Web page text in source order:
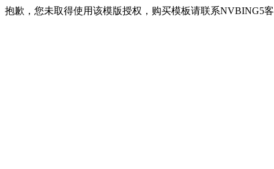
抱歉，您未取得使用该模版授权，购买模板请联系NVBING5客